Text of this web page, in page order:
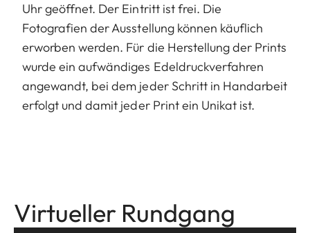
Uhr geöffnet. Der Eintritt ist frei. Die
Fotografien der Ausstellung können käuflich
erworben werden. Für die Herstellung der Prints
wurde ein aufwändiges Edeldruckverfahren
angewandt, bei dem jeder Schritt in Handarbeit
erfolgt und damit jeder Print ein Unikat ist.
Virtueller Rundgang